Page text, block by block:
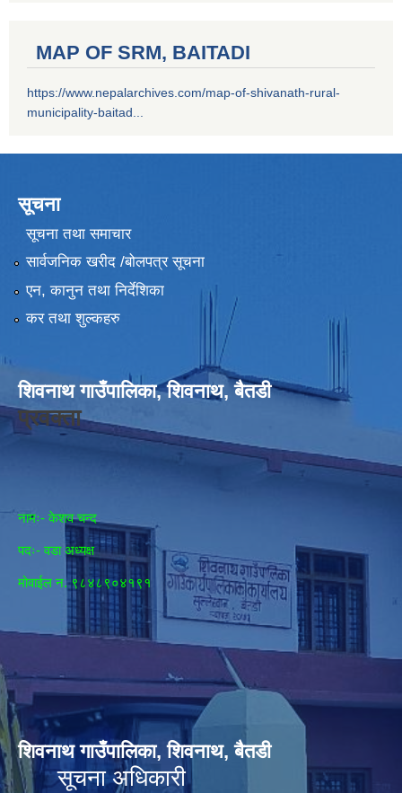
MAP OF SRM, BAITADI
https://www.nepalarchives.com/map-of-shivanath-rural-
municipality-baitad...
सूचना
सूचना तथा समाचार
सार्वजनिक खरीद /बोलपत्र सूचना
एन, कानुन तथा निर्देशिका
कर तथा शुल्कहरु
शिवनाथ गाउँपालिका, शिवनाथ, बैतडी
प्रवक्ता
नामः- केशव चन्द
पदः- वडा अध्यक्ष
मोवाईल न‌. ९८४८९०४१९१
शिवनाथ गाउँपालिका, शिवनाथ, बैतडी
सूचना अधिकारी